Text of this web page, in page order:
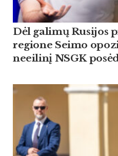
Dėl galimų Rusijos
regione Seimo
neeilinį NSGK